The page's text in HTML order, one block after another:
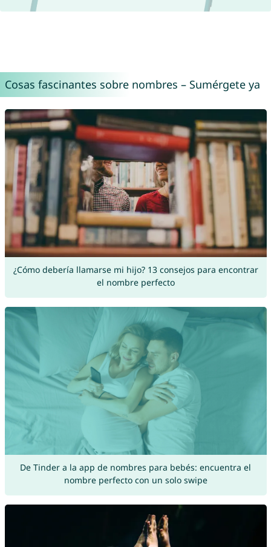
Cosas fascinantes sobre nombres – Sumérgete ya
¿Cómo debería llamarse mi hijo? 13 consejos para encontrar
el nombre perfecto
De Tinder a la app de nombres para bebés: encuentra el
nombre perfecto con un solo swipe